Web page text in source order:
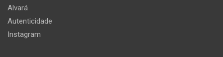
Alvará
Autenticidade
Instagram